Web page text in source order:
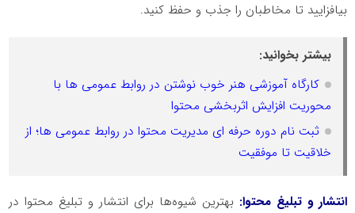
بیافزایید تا مخاطبان را جذب و حفظ کنید.
بیشتر بخوانید:
کارگاه آموزشی هنر خوب نوشتن در روابط عمومی ها با
محوریت افزایش اثربخشی محتوا
ثبت نام دوره حرفه ای مدیریت محتوا در روابط عمومی ها؛ از
خلاقیت تا موفقیت
انتشار و تبلیغ محتوا:بهترین شیوه‌‌ها برای انتشار و تبلیغ محتوا در